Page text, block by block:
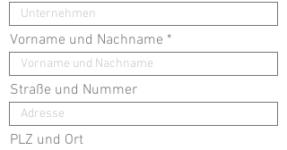
Vorname und Nachname
Straße und Nummer
PLZ und Ort